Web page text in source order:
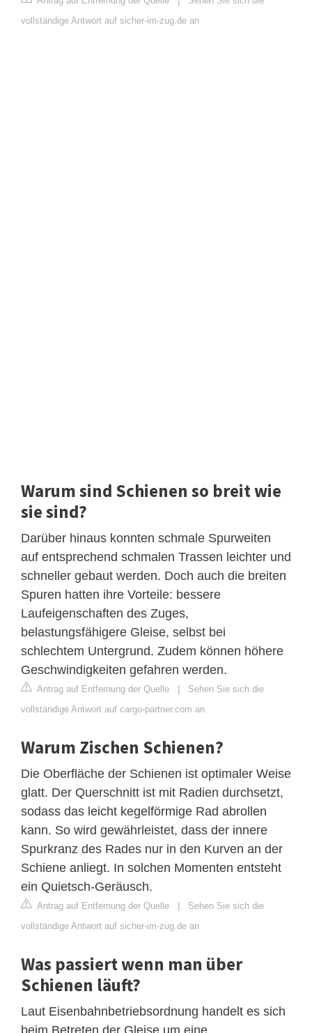
vollständige Antwort auf sicher-im-zug.de an
Warum sind Schienen so breit wie
sie sind?
Darüber hinaus konnten schmale Spurweiten
auf entsprechend schmalen Trassen leichter und
schneller gebaut werden. Doch auch die breiten
Spuren hatten ihre Vorteile: bessere
Laufeigenschaften des Zuges,
belastungsfähigere Gleise, selbst bei
schlechtem Untergrund. Zudem können höhere
Geschwindigkeiten gefahren werden.
Antrag auf Entfernung der Quelle | Sehen Sie sich die
vollständige Antwort auf cargo-partner.com an
Warum Zischen Schienen?
Die Oberfläche der Schienen ist optimaler Weise
glatt. Der Querschnitt ist mit Radien durchsetzt,
sodass das leicht kegelförmige Rad abrollen
kann. So wird gewährleistet, dass der innere
Spurkranz des Rades nur in den Kurven an der
Schiene anliegt. In solchen Momenten entsteht
ein Quietsch-Geräusch.
Antrag auf Entfernung der Quelle | Sehen Sie sich die
vollständige Antwort auf sicher-im-zug.de an
Was passiert wenn man über
Schienen läuft?
Laut Eisenbahnbetriebsordnung handelt es sich
beim Betreten der Gleise um eine